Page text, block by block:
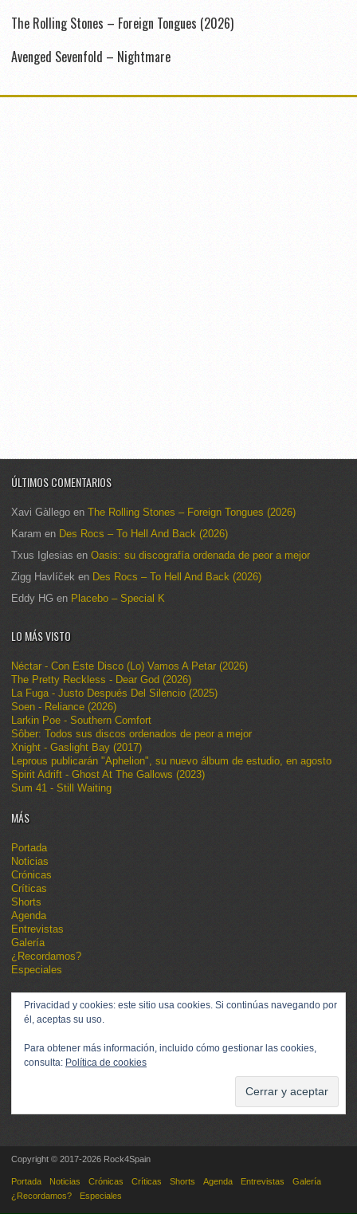
The Rolling Stones – Foreign Tongues (2026)
Avenged Sevenfold – Nightmare
ÚLTIMOS COMENTARIOS
Xavi Gàllego en The Rolling Stones – Foreign Tongues (2026)
Karam en Des Rocs – To Hell And Back (2026)
Txus Iglesias en Oasis: su discografía ordenada de peor a mejor
Zigg Havlíček en Des Rocs – To Hell And Back (2026)
Eddy HG en Placebo – Special K
LO MÁS VISTO
Néctar - Con Este Disco (Lo) Vamos A Petar (2026)
The Pretty Reckless - Dear God (2026)
La Fuga - Justo Después Del Silencio (2025)
Soen - Reliance (2026)
Larkin Poe - Southern Comfort
Sôber: Todos sus discos ordenados de peor a mejor
Xnight - Gaslight Bay (2017)
Leprous publicarán "Aphelion", su nuevo álbum de estudio, en agosto
Spirit Adrift - Ghost At The Gallows (2023)
Sum 41 - Still Waiting
MÁS
Portada
Noticias
Crónicas
Críticas
Shorts
Agenda
Entrevistas
Galería
¿Recordamos?
Especiales
Privacidad y cookies: este sitio usa cookies. Si continúas navegando por
él, aceptas su uso.
Para obtener más información, incluido cómo gestionar las cookies,
consulta: Política de cookies
Copyright © 2017-2026 Rock4Spain
Portada Noticias Crónicas Críticas Shorts Agenda Entrevistas
Galería
¿Recordamos?
Especiales